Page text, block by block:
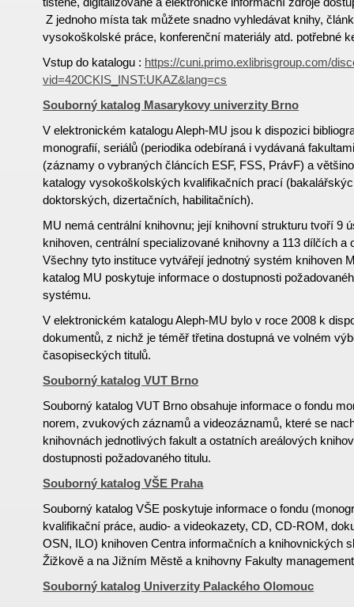
Z jednoho místa tak můžete snadno vyhledávat knihy,
vysokoškolské práce, konferenční materiály atd. potřebné
Vstup do katalogu : https://cuni.primo.exlibrisgroup.com/
vid=420CKIS_INST:UKAZ&lang=cs
Souborný katalog Masarykovy univerzity Brno
V elektronickém katalogu Aleph-MU jsou k dispozici
monografií, seriálů (periodika odebíraná i vydávaná
(záznamy o vybraných článcích ESF, FSS, PrávF) a
katalogy vysokoškolských kvalifikačních prací
doktorských, dizertačních, habilitačních).
MU nemá centrální knihovnu; její knihovní strukturu tvoří 9
knihoven, centrální specializované knihovny a 113 dílčích a
Všechny tyto instituce vytvářejí jednotný systém knihoven
katalog MU poskytuje informace o dostupnosti
systému.
V elektronickém katalogu Aleph-MU bylo v roce 2008 k
dokumentů, z nichž je téměř třetina dostupná ve volném
časopiseckých titulů.
Souborný katalog VUT Brno
Souborný katalog VUT Brno obsahuje informace o fondu
norem, zvukových záznamů a videozáznamů, které se
knihovnách jednotlivých fakult a ostatních areálových
dostupnosti požadovaného titulu.
Souborný katalog VŠE Praha
Souborný katalog VŠE poskytuje informace o fondu
kvalifikační práce, audio- a videokazety, CD, CD-ROM,
OSN, ILO) knihoven Centra informačních a knihovnických
Žižkově a na Jižním Městě a knihovny Fakulty
Souborný katalog Univerzity Palackého Olomouc